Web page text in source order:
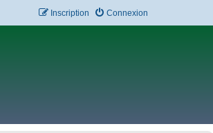
Connexion
Inscription